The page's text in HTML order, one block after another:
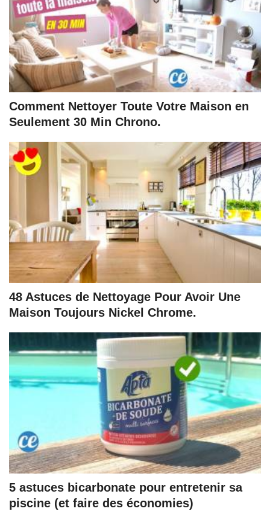
Comment Nettoyer Toute Votre Maison en
Seulement 30 Min Chrono.
48 Astuces de Nettoyage Pour Avoir Une
Maison Toujours Nickel Chrome.
5 astuces bicarbonate pour entretenir sa
piscine (et faire des économies)